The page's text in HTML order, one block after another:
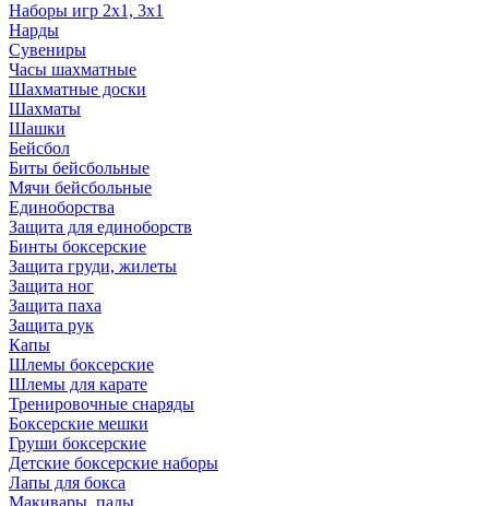
Наборы игр 2х1, 3х1
Нарды
Сувениры
Часы шахматные
Шахматные доски
Шахматы
Шашки
Бейсбол
Биты бейсбольные
Мячи бейсбольные
Единоборства
Защита для единоборств
Бинты боксерские
Защита груди, жилеты
Защита ног
Защита паха
Защита рук
Капы
Шлемы боксерские
Шлемы для карате
Тренировочные снаряды
Боксерские мешки
Груши боксерские
Детские боксерские наборы
Лапы для бокса
Макивары, пады